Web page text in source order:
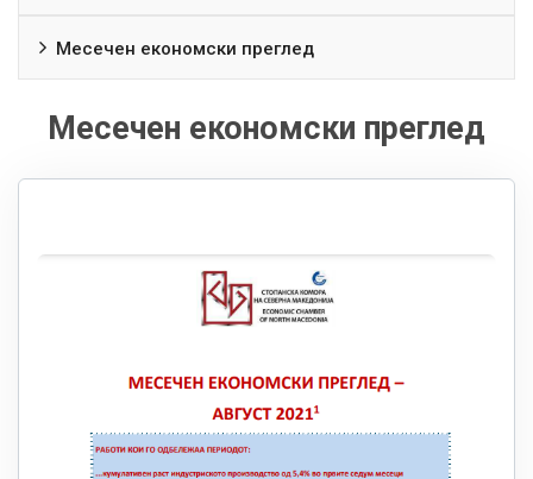
Месечен економски преглед
Месечен економски преглед